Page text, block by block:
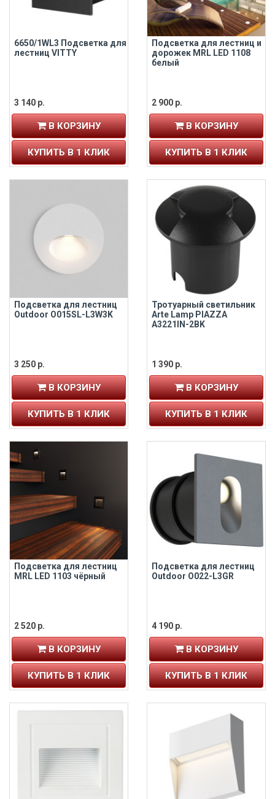
6650/1WL3 Подсветка для
лестниц VITTY
3 140 р.
В КОРЗИНУ
КУПИТЬ В 1 КЛИК
Подсветка для лестниц и
дорожек MRL LED 1108
белый
2 900 р.
В КОРЗИНУ
КУПИТЬ В 1 КЛИК
Подсветка для лестниц
Outdoor O015SL-L3W3K
3 250 р.
В КОРЗИНУ
КУПИТЬ В 1 КЛИК
Тротуарный светильник
Arte Lamp PIAZZA
A3221IN-2BK
1 390 р.
В КОРЗИНУ
КУПИТЬ В 1 КЛИК
Подсветка для лестниц
MRL LED 1103 чёрный
2 520 р.
В КОРЗИНУ
КУПИТЬ В 1 КЛИК
Подсветка для лестниц
Outdoor O022-L3GR
4 190 р.
В КОРЗИНУ
КУПИТЬ В 1 КЛИК